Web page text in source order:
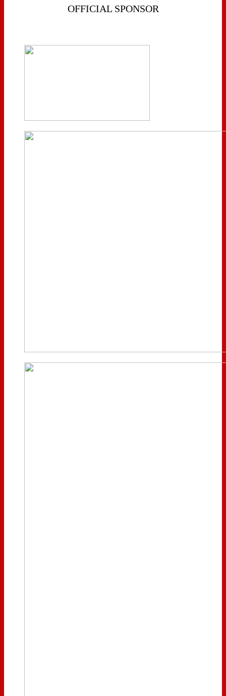
OFFICIAL SPONSOR